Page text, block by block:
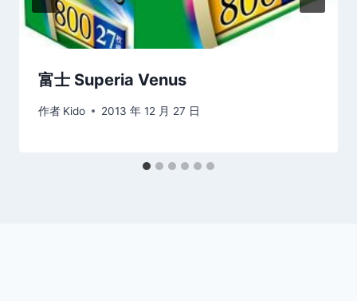
富士 Superia Venus
作者 Kido 2013 年 12 月 27 日